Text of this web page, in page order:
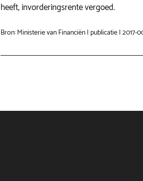
heeft, invorderingsrente vergoed.
Bron: Ministerie van Financiën | publicatie | 2017-